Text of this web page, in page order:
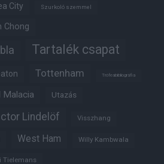
City Szurkoló szemmel
Chong
Tartalék csapat
Tottenham Trófeabibliográfia
Malacia Utazás
Lindelöf Visszhang
West Ham Willy Kambwala
Tielemans